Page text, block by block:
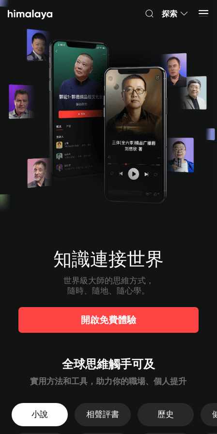
Himalaya-有聲書
4.8k 安裝
打開 App
知識連接世界
世界級大師的思維方式，
隨時、隨地、隨心學。
實用方法和工具，助力你的職場、個人提升